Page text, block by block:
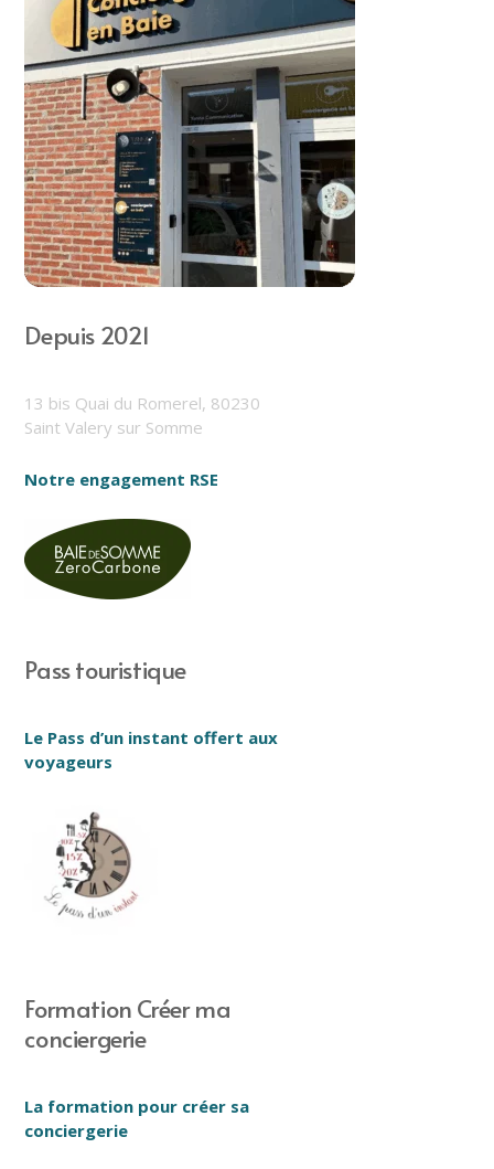
Depuis 2021
13 bis Quai du Romerel, 80230
Saint Valery sur Somme
Notre engagement RSE
Pass touristique
Le Pass d’un instant offert aux
voyageurs
Formation Créer ma
conciergerie
La formation pour créer sa
conciergerie